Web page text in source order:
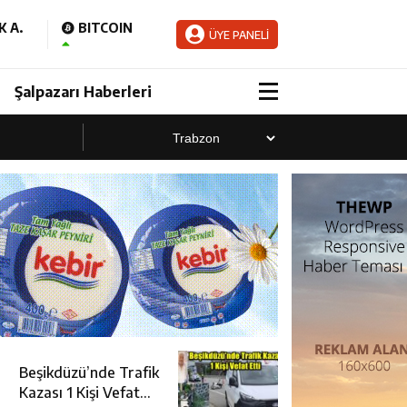
A. BITCOIN ÜYE PANELİ
Şalpazarı Haberleri
Beşikdüzü’nde Trafik
Kazası 1 Kişi Vefat